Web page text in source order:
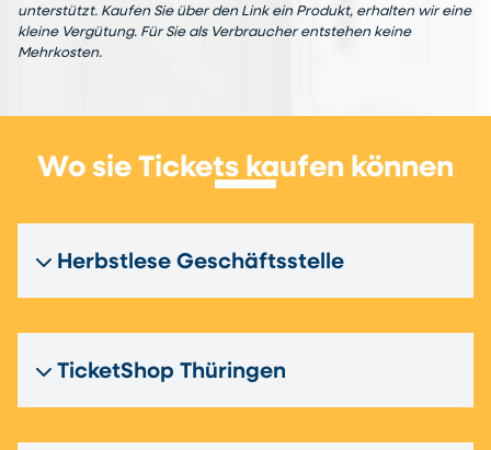
unterstützt. Kaufen Sie über den Link ein Produkt, erhalten wir eine
kleine Vergütung. Für Sie als Verbraucher entstehen keine
Mehrkosten.
Wo sie Tickets kaufen können
Herbstlese Geschäftsstelle
TicketShop Thüringen